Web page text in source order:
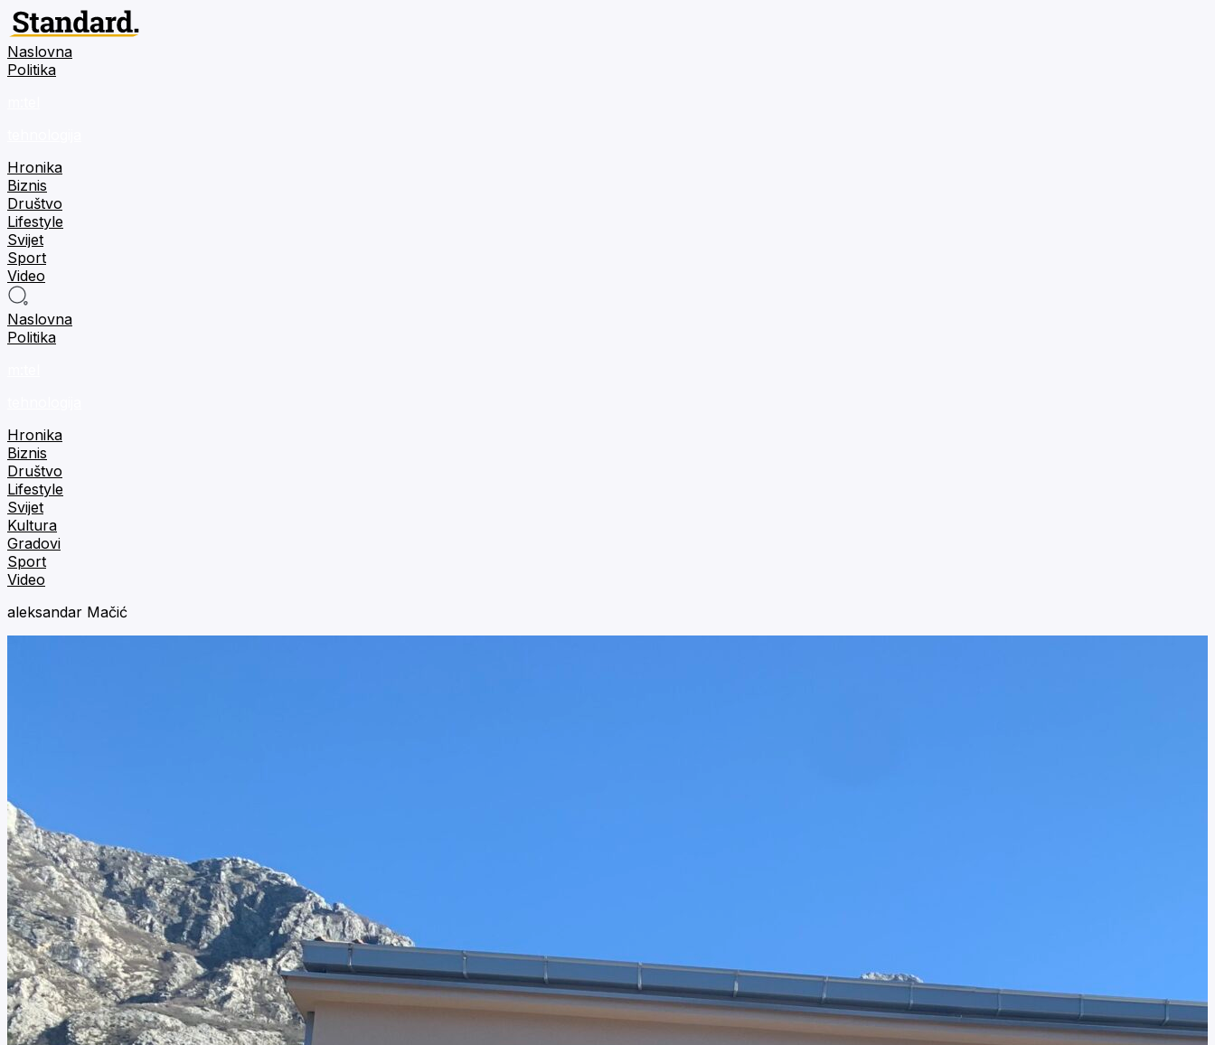
Naslovna
Politika
Hronika
Biznis
Društvo
Lifestyle
Svijet
Sport
Video
Naslovna
Politika
Hronika
Biznis
Društvo
Lifestyle
Svijet
Kultura
Gradovi
Sport
Video
aleksandar Mačić